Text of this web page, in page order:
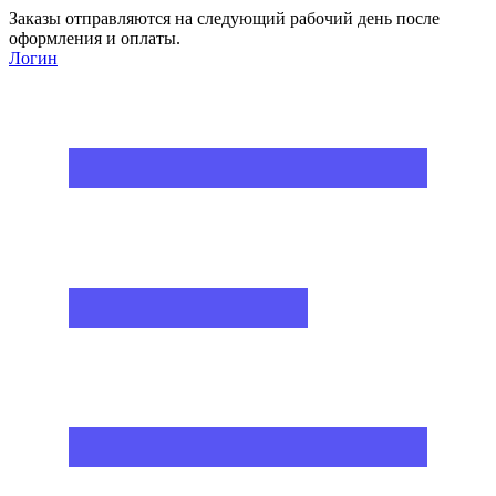
Заказы отправляются на следующий рабочий день после
оформления и оплаты.
Логин